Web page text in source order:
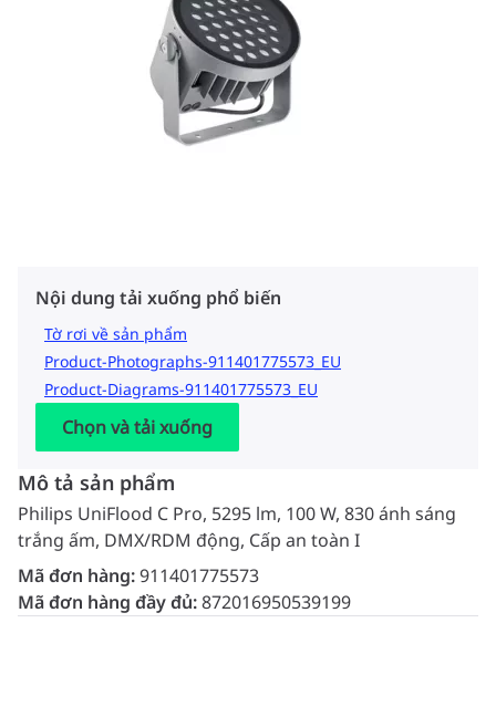
Nội dung tải xuống phổ biến
Tờ rơi về sản phẩm
Product-Photographs-911401775573_EU
Product-Diagrams-911401775573_EU
Chọn và tải xuống
Mô tả sản phẩm
Philips UniFlood C Pro, 5295 lm, 100 W, 830 ánh sáng
trắng ấm, DMX/RDM động, Cấp an toàn I
Mã đơn hàng:911401775573
Mã đơn hàng đầy đủ:872016950539199